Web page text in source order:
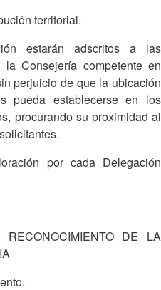
territorial.
estarán adscritos a las
Consejería competente en
perjuicio de que la ubicación
pueda establecerse en los
procurando su proximidad al
por cada Delegación
RECONOCIMIENTO DE LA